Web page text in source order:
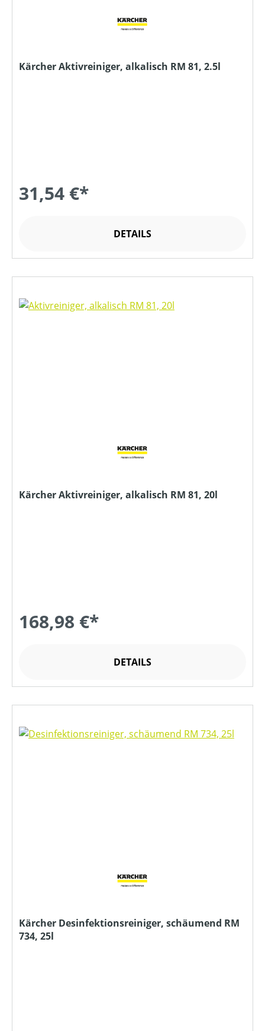
Kärcher Aktivreiniger, alkalisch RM 81, 2.5l
31,54 €*
DETAILS
Kärcher Aktivreiniger, alkalisch RM 81, 20l
168,98 €*
DETAILS
Kärcher Desinfektionsreiniger, schäumend RM
734, 25l